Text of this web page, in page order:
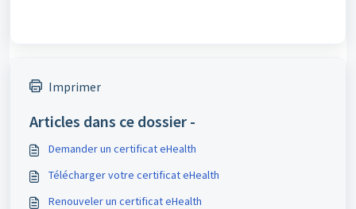
Imprimer
Articles dans ce dossier -
Demander un certificat eHealth
Télécharger votre certificat eHealth
Renouveler un certificat eHealth